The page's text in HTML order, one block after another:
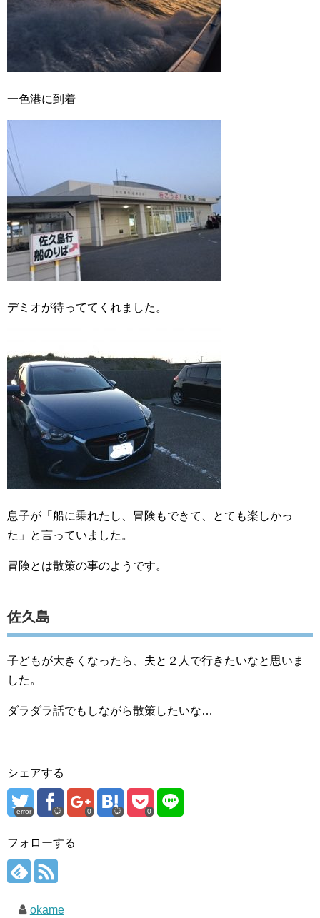
一色港に到着
デミオが待っててくれました。
息子が「船に乗れたし、冒険もできて、とても楽しかっ
た」と言っていました。
冒険とは散策の事のようです。
佐久島
子どもが大きくなったら、夫と２人で行きたいなと思いま
した。
ダラダラ話でもしながら散策したいな…
シェアする
error 0 0
フォローする
okame